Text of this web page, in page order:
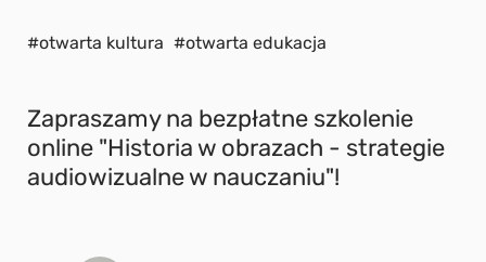
#otwarta kultura #otwarta edukacja
Zapraszamy na bezpłatne szkolenie
online "Historia w obrazach - strategie
audiowizualne w nauczaniu"!